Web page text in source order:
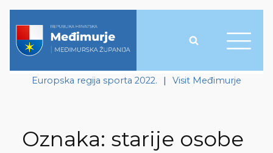
Europska regija sporta 2022. | Visit Međimurje
Oznaka: starije osobe